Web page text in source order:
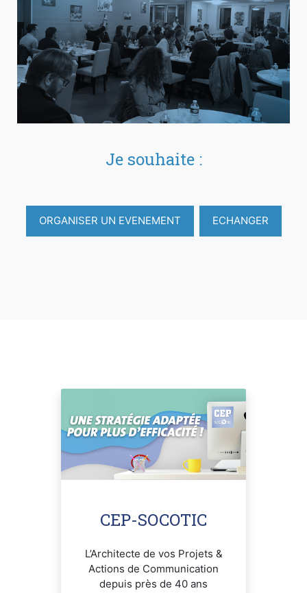
Je souhaite :
ORGANISER UN EVENEMENT ECHANGER
CEP-SOCOTIC
L’Architecte de vos Projets &
Actions de Communication
depuis près de 40 ans